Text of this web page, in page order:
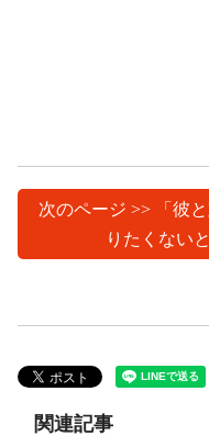
次のページ >> 「彼
りたくない
関連記事